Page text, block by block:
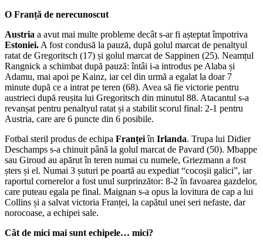
învins
O Franță de nerecunoscut
Austria a avut mai multe probleme decât s-ar fi așteptat împotriva
Estoniei. A fost condusă la pauză, după golul marcat de penaltyul
ratat de Gregoritsch (17) și golul marcat de Sappinen (25). Neamțul
Rangnick a schimbat după pauză: întâi i-a introdus pe Alaba și
Adamu, mai apoi pe Kainz, iar cel din urmă a egalat la doar 7
minute după ce a intrat pe teren (68). Avea să fie victorie pentru
austrieci după reușita lui Gregoritsch din minutul 88. Atacantul s-a
revanșat pentru penaltyul ratat și a stabilit scorul final: 2-1 pentru
Austria, care are 6 puncte din 6 posibile.
Fotbal steril produs de echipa Franțeiîn Irlanda. Trupa lui Didier
Deschamps s-a chinuit până la golul marcat de Pavard (50). Mbappe
sau Giroud au apărut în teren numai cu numele, Griezmann a fost
șters și el. Numai 3 șuturi pe poartă au expediat “cocoșii galici”, iar
raportul cornerelor a fost unul surprinzător: 8-2 în favoarea gazdelor,
care puteau egala pe final. Maignan s-a opus la lovitura de cap a lui
Collins și a salvat victoria Franței, la capătul unei seri nefaste, dar
norocoase, a echipei sale.
Cât de mici mai sunt echipele… mici?